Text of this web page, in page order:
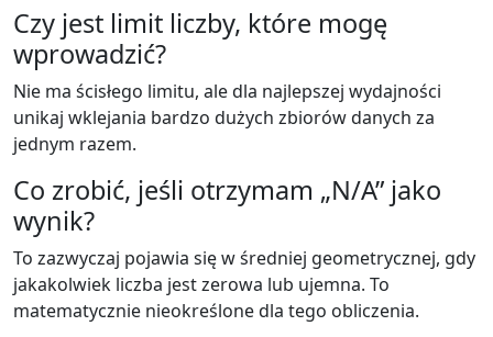
Czy jest limit liczby, które mogę
wprowadzić?
Nie ma ścisłego limitu, ale dla najlepszej wydajności
unikaj wklejania bardzo dużych zbiorów danych za
jednym razem.
Co zrobić, jeśli otrzymam „N/A” jako
wynik?
To zazwyczaj pojawia się w średniej geometrycznej, gdy
jakakolwiek liczba jest zerowa lub ujemna. To
matematycznie nieokreślone dla tego obliczenia.